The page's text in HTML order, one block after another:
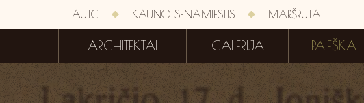
AUTC KAUNO SENAMIESTIS MARŠRUTAI
ARCHITEKTAI GALERIJA PAIEŠKA